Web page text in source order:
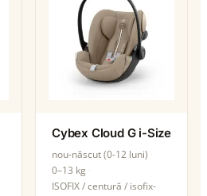
Cybex Cloud G i-Size
nou-născut (0-12 luni)
0–13 kg
ISOFIX / centură / isofix-